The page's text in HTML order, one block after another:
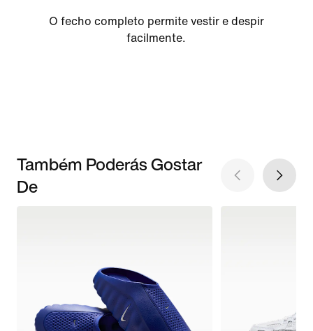
O fecho completo permite vestir e despir
facilmente.
Também Poderás Gostar
De